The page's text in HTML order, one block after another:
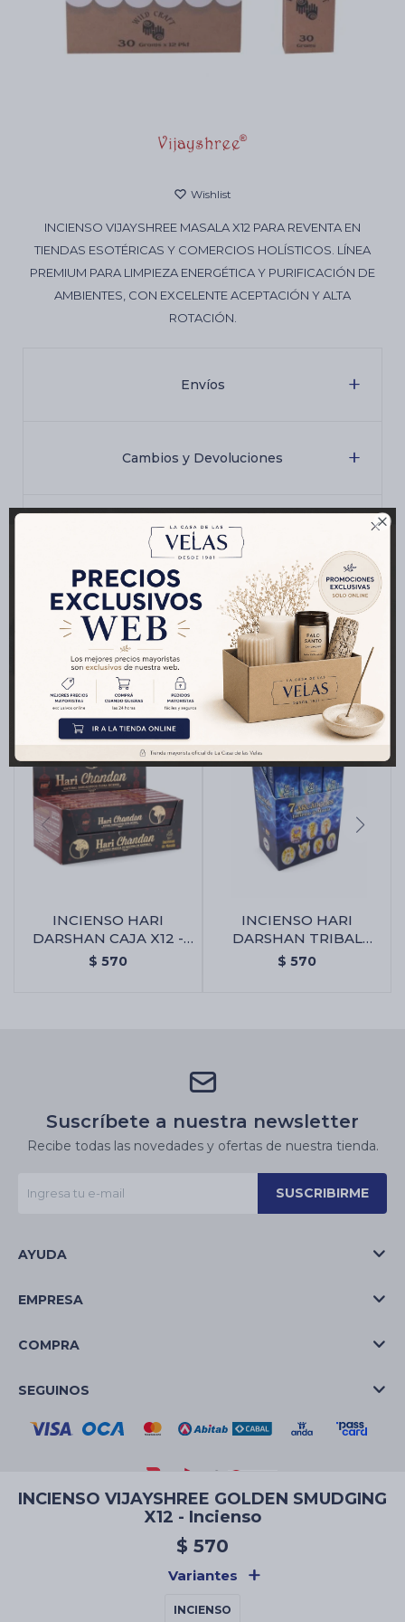

INCIENSO VIJAYSHREE GOLDEN SMUDGING
X12 - Incienso
$ 570
Variantes
INCIENSO
INCIENSO VIJAYSHREE MASALA X12 PARA REVENTA EN
TIENDAS ESOTÉRICAS Y COMERCIOS HOLÍSTICOS. LÍNEA
PREMIUM PARA LIMPIEZA ENERGÉTICA Y PURIFICACIÓN DE
AMBIENTES, CON EXCELENTE ACEPTACIÓN Y ALTA
ROTACIÓN.
Envíos
Cambios y Devoluciones
Medios de pago
Productos que te pueden interesar
INCIENSO HARI
DARSHAN CAJA X12 -
Chandan
$ 570
INCIENSO HARI
DARSHAN TRIBAL
SOUL CAJA X12 - 7
$ 570
Suscríbete a nuestra newsletter
Recibe todas las novedades y ofertas de nuestra tienda.
SUSCRIBIRME
AYUDA
EMPRESA
COMPRA
SEGUINOS
© Copyright 2026 / La Casa de las Velas
Aromatizantes de ambientes
Artículos Esotéricos